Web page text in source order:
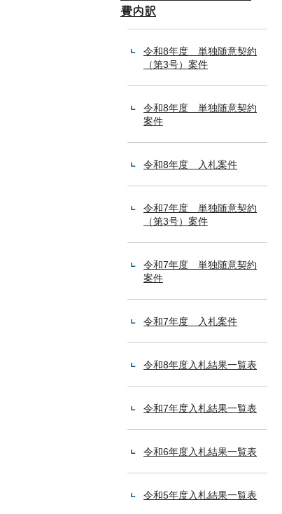
費内訳
令和8年度 単独随意契約
（第3号）案件
令和8年度 単独随意契約
案件
令和8年度 入札案件
令和7年度 単独随意契約
（第3号）案件
令和7年度 単独随意契約
案件
令和7年度 入札案件
令和8年度入札結果一覧表
令和7年度入札結果一覧表
令和6年度入札結果一覧表
令和5年度入札結果一覧表